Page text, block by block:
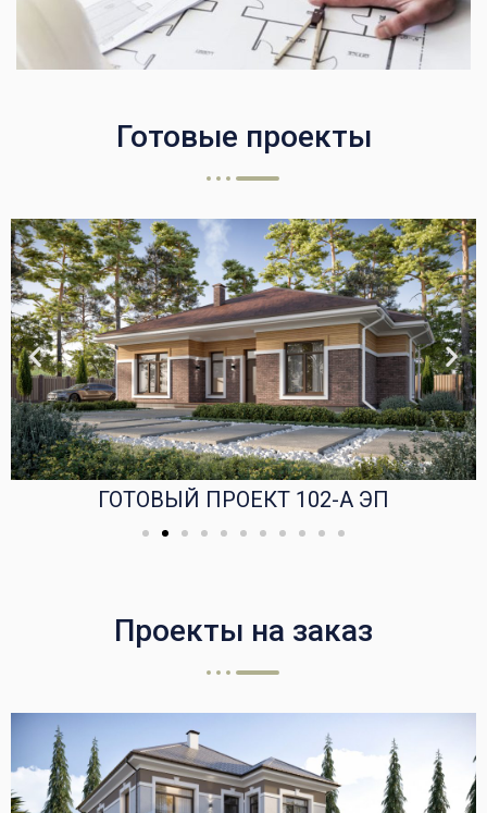
Готовые проекты
ГОТОВЫЙ ПРОЕКТ 102-А ЭП
Проекты на заказ